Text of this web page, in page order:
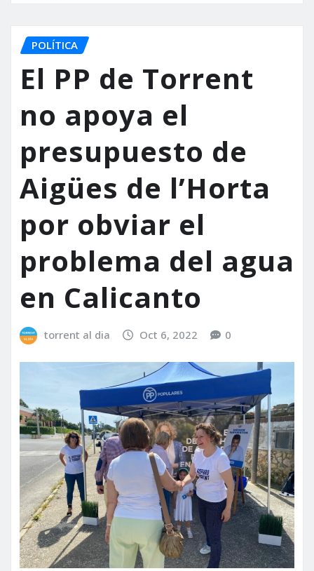
POLÍTICA
El PP de Torrent
no apoya el
presupuesto de
Aigües de l’Horta
por obviar el
problema del agua
en Calicanto
torrent al dia Oct 6, 2022 0